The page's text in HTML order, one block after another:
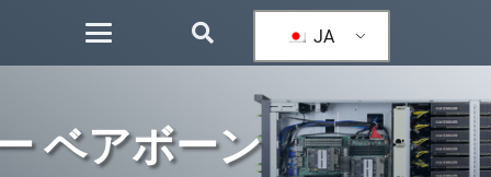
JA
ベアボーン